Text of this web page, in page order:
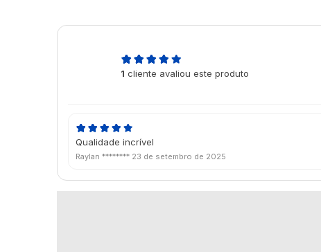
1 cliente avaliou este produto
Qualidade incrível
Raylan ******** 23 de setembro de 2025